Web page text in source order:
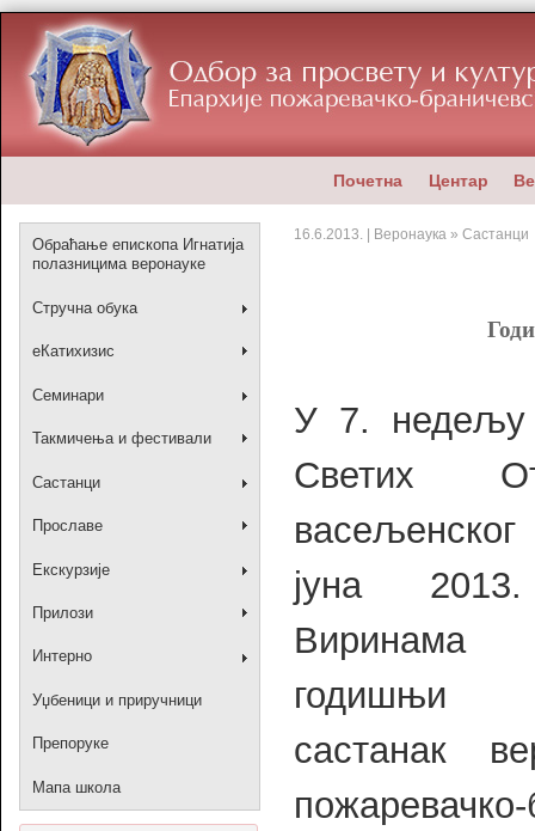
Почетна Центар
Обраћање епископа Игнатија
полазницима веронауке
Стручна обука
еКатихизис
Семинари
Такмичења и фестивали
Састанци
Прославе
Екскурзије
Прилози
Интерно
Уџбеници и приручници
Препоруке
Мапа школа
16.6.2013. | Веронаука » Састанци
У 7. недељу
Светих
јуна
годишњи
састанак